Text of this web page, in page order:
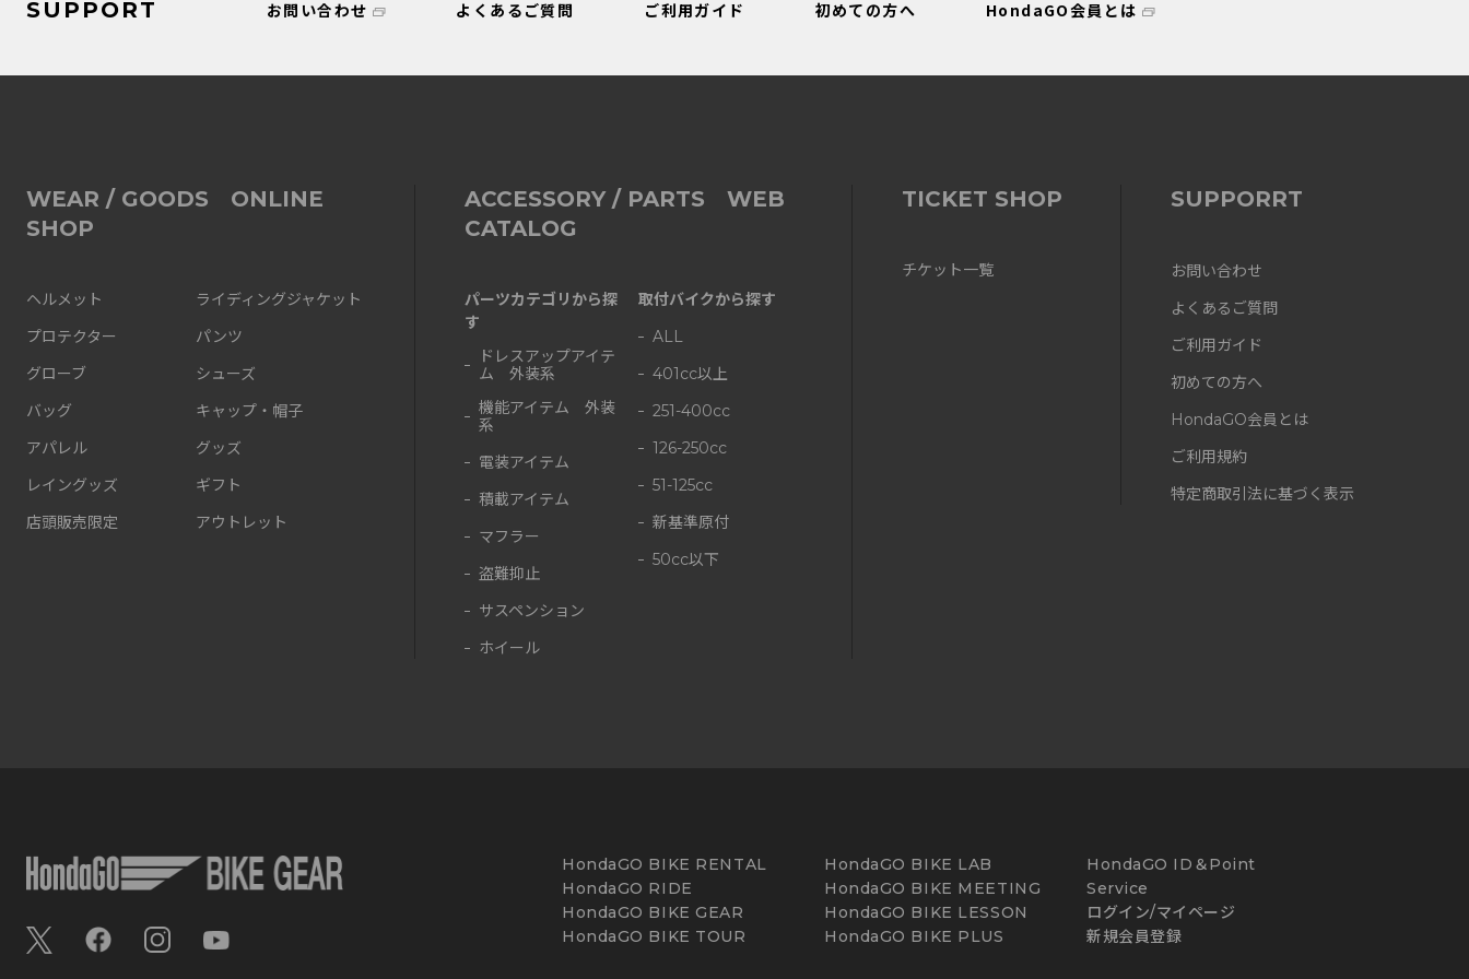
SUPPORT お問い合わせ よくあるご質問 ご利用ガイド 初めての方へ HondaGO会員とは
WEAR / GOODS ONLINE
SHOP
ヘルメット
ライディングジャケット
プロテクター
パンツ
グローブ
シューズ
バッグ
キャップ・帽子
アパレル
グッズ
レイングッズ
ギフト
店頭販売限定
アウトレット
ACCESSORY / PARTS WEB
CATALOG
パーツカテゴリから探
す
ドレスアップアイテ
ム 外装系
機能アイテム 外装
系
電装アイテム
積載アイテム
マフラー
盗難抑止
サスペンション
ホイール
取付バイクから探す
ALL
401cc以上
251-400cc
126-250cc
51-125cc
新基準原付
50cc以下
TICKET SHOP
チケット一覧
SUPPORRT
お問い合わせ
よくあるご質問
ご利用ガイド
初めての方へ
HondaGO会員とは
ご利用規約
特定商取引法に基づく表示
HondaGO BIKE RENTAL
HondaGO RIDE
HondaGO BIKE GEAR
HondaGO BIKE TOUR
HondaGO BIKE LAB
HondaGO BIKE MEETING
HondaGO BIKE LESSON
HondaGO BIKE PLUS
HondaGO ID＆Point
Service
ログイン/マイページ
新規会員登録